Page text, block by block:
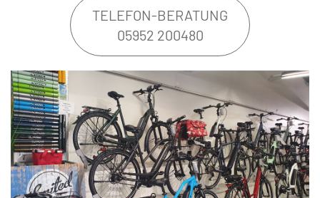
TELEFON-BERATUNG
05952 200480